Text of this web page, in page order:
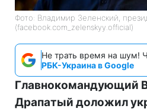
Фото: Владимир Зеленский,
(facebook.com_zelenskyy.official)
Не трать время на шум!
РБК-Украина в Google
Главнокомандующий
Драпатый доложил